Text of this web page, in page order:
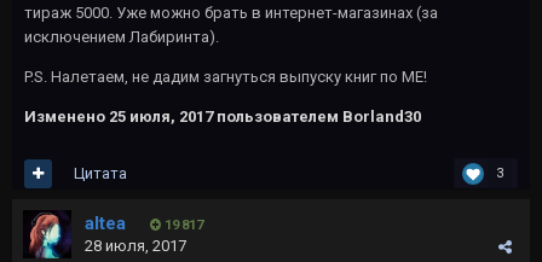
тираж 5000. Уже можно брать в интернет-магазинах (за
исключением Лабиринта).
P.S. Налетаем, не дадим загнуться выпуску книг по МЕ!
Изменено 25 июля, 2017пользователем Borland30
3
Цитата
altea 19 817
28 июля, 2017